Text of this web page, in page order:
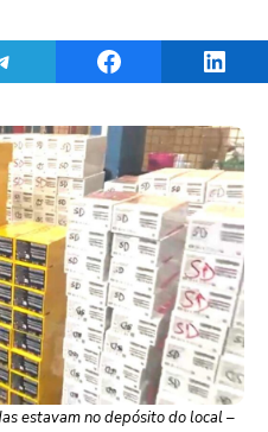
Share on TelegramShare on Facebook
estavam no depósito do local –